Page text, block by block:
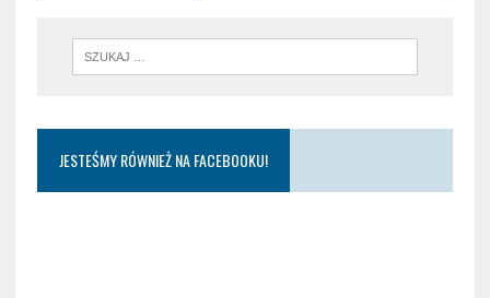
JESTEŚMY RÓWNIEŻ NA FACEBOOKU!